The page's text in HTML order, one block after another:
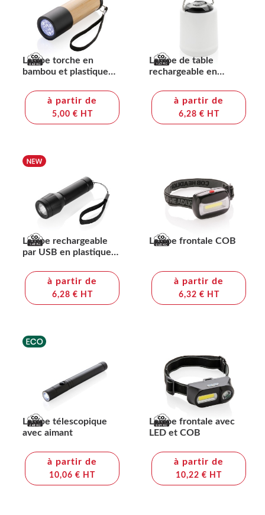
Lampe torche en
bambou et plastique
à partir de
5,00 € HT
Lampe de table
rechargeable en
Limio
à partir de
6,28 € HT
Lampe rechargeable
par USB en plastique
à partir de
6,28 € HT
Lampe frontale COB
à partir de
6,32 € HT
Lampe télescopique
avec aimant
à partir de
10,06 € HT
Lampe frontale avec
LED et COB
à partir de
10,22 € HT